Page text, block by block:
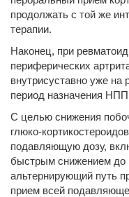
продолжать с той же
терапии.
Наконец, при
периферических
внутрисуставно уже на
период назначения
С целью снижения
глюко-
подавляющую дозу,
быстрым снижением
альтернирующий путь
прием всей